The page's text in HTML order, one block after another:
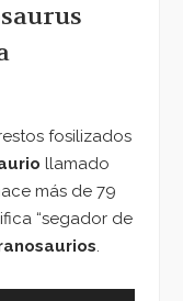
fosilizados
llamado
más de 79
“segador de
.